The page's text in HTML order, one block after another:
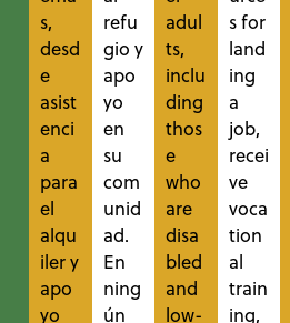
s,
desd
e
asist
enci
a
para
el
alqu
iler y
apo
yo
refu
gio y
apo
yo
en
su
com
unid
ad.
En
ning
ún
adul
ts,
inclu
ding
thos
e
who
are
disa
bled
and
low-
s for
land
ing
a
job,
recei
ve
voca
tion
al
train
ing,